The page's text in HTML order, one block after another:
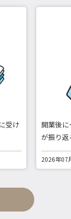
受け
開業後
が振り
2026年07